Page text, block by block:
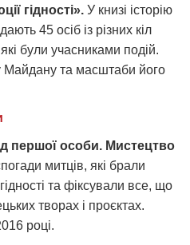
гідності». У книзі історію
45 осіб із різних кіл
були учасниками подій.
Майдану та масштаби його
першої особи. Мистецтво
митців, які брали
та фіксували все, що
творах і проєктах.
році.